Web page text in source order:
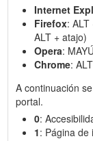
Internet
Firefox:
ALT + atajo)
Opera:
Chrome:
A continuación
portal.
0:
1: Página de